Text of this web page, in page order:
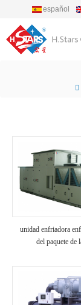
español
unidad enfriadora
del paquete de